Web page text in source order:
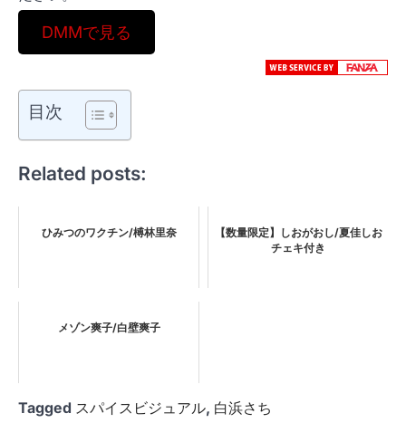
DMMで見る
目次
Related posts:
ひみつのワクチン/榑林里奈
【数量限定】しおがおし/夏佳しお
チェキ付き
メゾン爽子/白壁爽子
Tagged スパイスビジュアル, 白浜さち